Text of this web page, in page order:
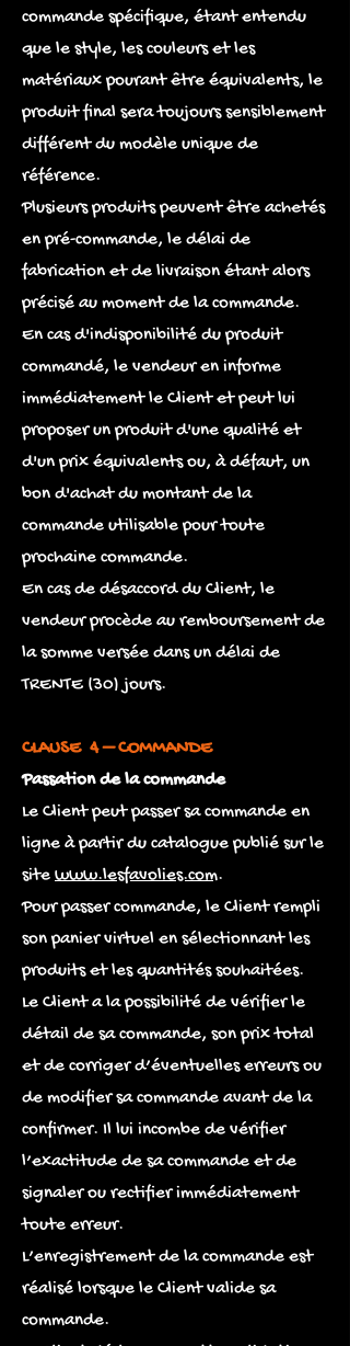
commande spécifique, étant entendu
que le style, les couleurs et les
matériaux pourant être équivalents, le
produit final sera toujours sensiblement
différent du modèle unique de
référence.
Plusieurs produits peuvent être achetés
en pré-commande, le délai de
fabrication et de livraison étant alors
précisé au moment de la commande.
En cas d'indisponibilité du produit
commandé, le vendeur en informe
immédiatement le Client et peut lui
proposer un produit d'une qualité et
d'un prix équivalents ou, à défaut, un
bon d'achat du montant de la
commande utilisable pour toute
prochaine commande.
En cas de désaccord du Client, le
vendeur procède au remboursement de
la somme versée dans un délai de
TRENTE (30) jours.
CLAUSE 4 – COMMANDE
Passation de la commande
Le Client peut passer sa commande en
ligne à partir du catalogue publié sur le
site www.lesfavolies.com.
Pour passer commande, le Client rempli
son panier virtuel en sélectionnant les
produits et les quantités souhaitées.
Le Client a la possibilité de vérifier le
détail de sa commande, son prix total
et de corriger d’éventuelles erreurs ou
de modifier sa commande avant de la
confirmer. Il lui incombe de vérifier
l’exactitude de sa commande et de
signaler ou rectifier immédiatement
toute erreur.
L’enregistrement de la commande est
réalisé lorsque le Client valide sa
commande.